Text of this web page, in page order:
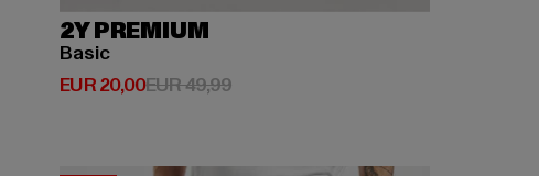
2Y PREMIUM
Basic
EUR 20,00
Huidige prijs: EUR 20,00
EUR 49,99Actieprijs: EUR 49,99